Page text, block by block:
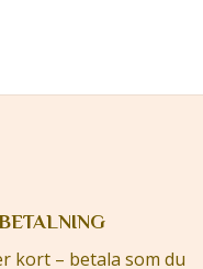
kort – betala som du